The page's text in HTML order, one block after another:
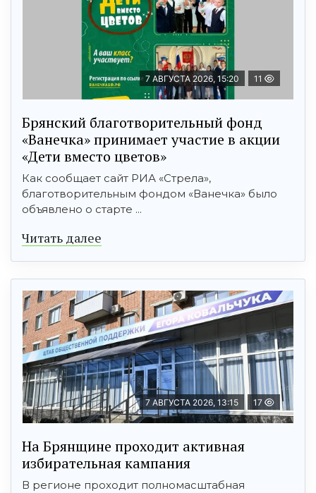
7 АВГУСТА 2026, 15:20 11
Брянский благотворительный фонд
«Ванечка» принимает участие в акции
«Дети вместо цветов»
Как сообщает сайт РИА «Стрела»,
благотворительным фондом «Ванечка» было
объявлено о старте ...
Читать далее
7 АВГУСТА 2026, 13:15 17
На Брянщине проходит активная
избирательная кампания
В регионе проходит полномасштабная